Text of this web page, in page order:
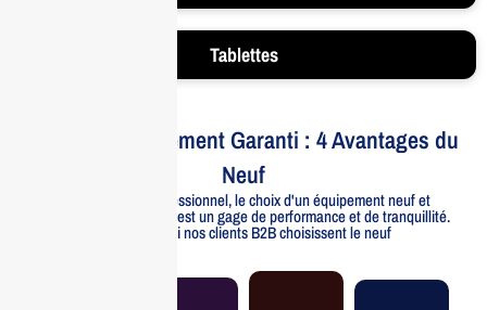
Tablettes
Votre Investissement Garanti : 4 Avantages du
Neuf
Pour un usage professionnel, le choix d'un équipement neuf et
officiellement distribué est un gage de performance et de tranquillité.
Voici pourquoi nos clients B2B choisissent le neuf